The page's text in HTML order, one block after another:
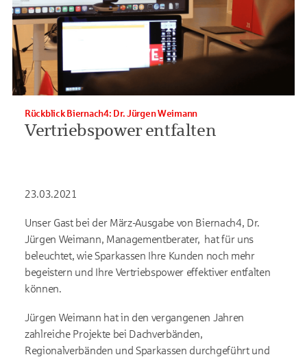
Vertriebspower entfalten
Rückblick Biernach4: Dr. Jürgen Weimann
23.03.2021
Unser Gast bei der März-Ausgabe von Biernach4, Dr.
Jürgen Weimann, Managementberater, hat für uns
beleuchtet, wie Sparkassen Ihre Kunden noch mehr
begeistern und Ihre Vertriebspower effektiver entfalten
können.
Jürgen Weimann hat in den vergangenen Jahren
zahlreiche Projekte bei Dachverbänden,
Regionalverbänden und Sparkassen durchgeführt und